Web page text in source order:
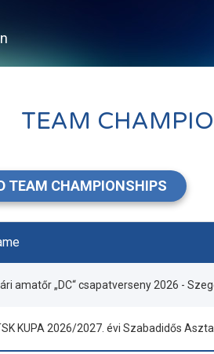
TEAM
TEAM CHAMPIONSHIPS
amatőr „DC“ csapatverseny 2026 -
KUPA 2026/2027. évi Szabadidős